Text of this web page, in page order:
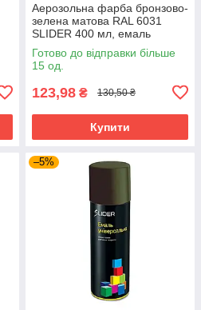
Аерозольна фарба бронзово-
зелена матова RAL 6031
SLIDER 400 мл, емаль
фарба у балончику
Готово до відправки більше
15 од.
123,98 ₴ 130,50 ₴
Купити
–5%